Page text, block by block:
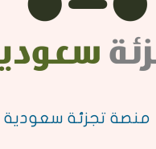
منصة تجزئة سعودية